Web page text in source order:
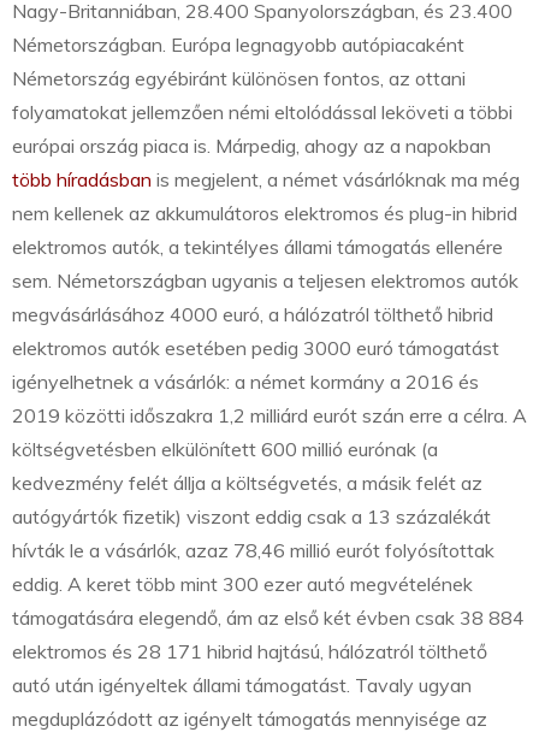
Nagy-Britanniában, 28.400 Spanyolországban, és 23.400
Németországban. Európa legnagyobb autópiacaként
Németország egyébiránt különösen fontos, az ottani
folyamatokat jellemzően némi eltolódással leköveti a többi
európai ország piaca is. Márpedig, ahogy az a napokban
több híradásban is megjelent, a német vásárlóknak ma még
nem kellenek az akkumulátoros elektromos és plug-in hibrid
elektromos autók, a tekintélyes állami támogatás ellenére
sem. Németországban ugyanis a teljesen elektromos autók
megvásárlásához 4000 euró, a hálózatról tölthető hibrid
elektromos autók esetében pedig 3000 euró támogatást
igényelhetnek a vásárlók: a német kormány a 2016 és
2019 közötti időszakra 1,2 milliárd eurót szán erre a célra. A
költségvetésben elkülönített 600 millió eurónak (a
kedvezmény felét állja a költségvetés, a másik felét az
autógyártók fizetik) viszont eddig csak a 13 százalékát
hívták le a vásárlók, azaz 78,46 millió eurót folyósítottak
eddig. A keret több mint 300 ezer autó megvételének
támogatására elegendő, ám az első két évben csak 38 884
elektromos és 28 171 hibrid hajtású, hálózatról tölthető
autó után igényeltek állami támogatást. Tavaly ugyan
megduplázódott az igényelt támogatás mennyisége az